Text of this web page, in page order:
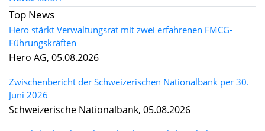
Top News
Hero stärkt Verwaltungsrat mit zwei erfahrenen FMCG-
Führungskräften
Hero AG, 05.08.2026
Zwischenbericht der Schweizerischen Nationalbank per 30.
Juni 2026
Schweizerische Nationalbank, 05.08.2026